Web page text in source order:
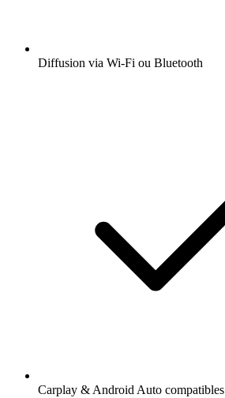
Diffusion via Wi-Fi ou Bluetooth
Carplay & Android Auto compatibles